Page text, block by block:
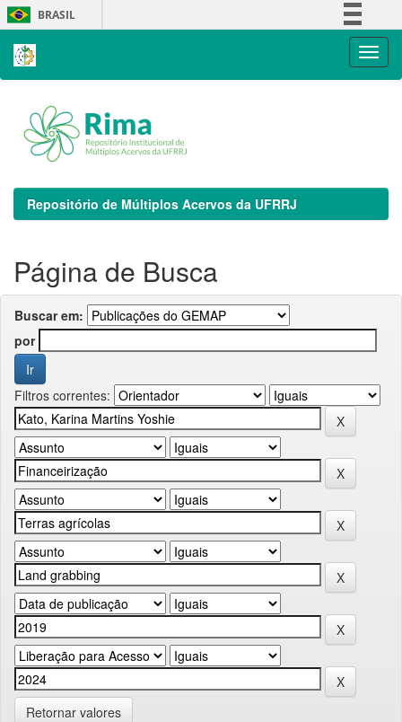
Skip
navigation
BRASIL
Repositório de Múltiplos Acervos da UFRRJ
Página de Busca
Buscar em:
por
Filtros correntes:
Retornar valores